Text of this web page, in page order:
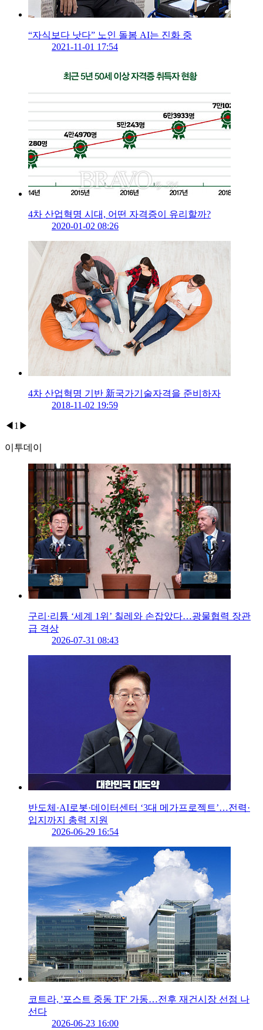
“자식보다 낫다” 노인 돌봄 AI는 진화 중
2021-11-01 17:54
4차 산업혁명 시대, 어떤 자격증이 유리할까?
2020-01-02 08:26
4차 산업혁명 기반 新국가기술자격을 준비하자
2018-11-02 19:59
◀ 1 ▶
이투데이
구리·리튬 ‘세계 1위’ 칠레와 손잡았다…광물협력 장관
급 격상
2026-07-31 08:43
반도체·AI로봇·데이터센터 ‘3대 메가프로젝트’…전력·
입지까지 총력 지원
2026-06-29 16:54
코트라, '포스트 중동 TF' 가동…전후 재건시장 선점 나
선다
2026-06-23 16:00